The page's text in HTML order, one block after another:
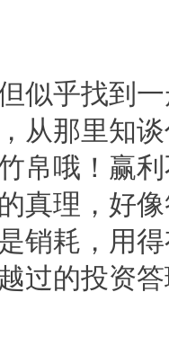
似乎找到
从那里知
帛哦！赢
真理，好
销耗，用
过的投资